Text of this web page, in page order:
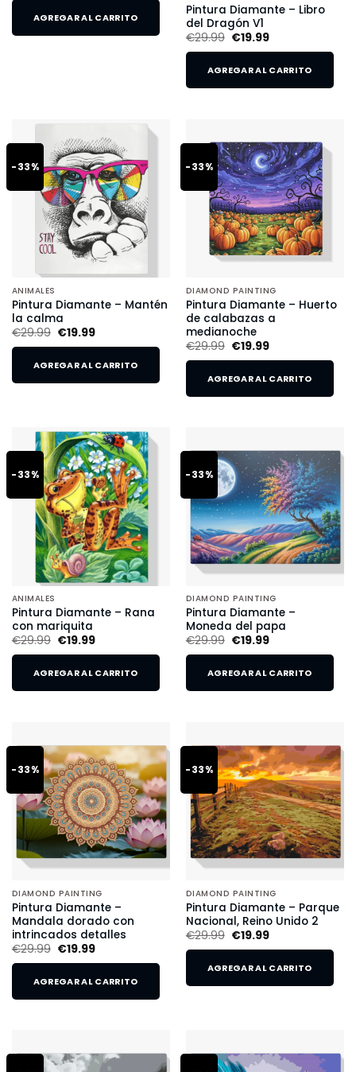
AGREGAR AL CARRITO
Pintura Diamante – Libro
del Dragón V1
€29.99 €19.99
AGREGAR AL CARRITO
-33%
ANIMALES
Pintura Diamante – Mantén
la calma
€29.99 €19.99
AGREGAR AL CARRITO
-33%
DIAMOND PAINTING
Pintura Diamante – Huerto
de calabazas a
medianoche
€29.99 €19.99
AGREGAR AL CARRITO
-33%
ANIMALES
Pintura Diamante – Rana
con mariquita
€29.99 €19.99
AGREGAR AL CARRITO
-33%
DIAMOND PAINTING
Pintura Diamante –
Moneda del papa
€29.99 €19.99
AGREGAR AL CARRITO
-33%
DIAMOND PAINTING
Pintura Diamante –
Mandala dorado con
intrincados detalles
€29.99 €19.99
AGREGAR AL CARRITO
-33%
DIAMOND PAINTING
Pintura Diamante – Parque
Nacional, Reino Unido 2
€29.99 €19.99
AGREGAR AL CARRITO